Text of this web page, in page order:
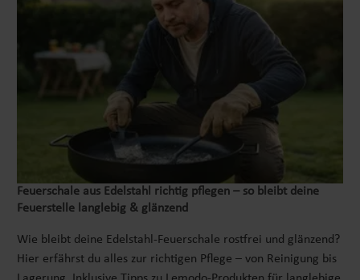
Feuerschale aus Edelstahl richtig pflegen – so bleibt deine
Feuerstelle langlebig & glänzend
Wie bleibt deine Edelstahl-Feuerschale rostfrei und glänzend?
Hier erfährst du alles zur richtigen Pflege – von Reinigung bis